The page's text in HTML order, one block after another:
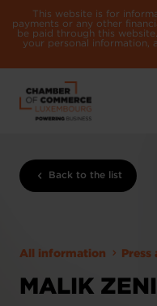
This website is for
payments or any other
be paid through this
your personal information,
Back to the list
All information Press
MALIK